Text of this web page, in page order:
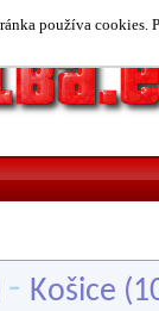
používa cookies.
- Košice